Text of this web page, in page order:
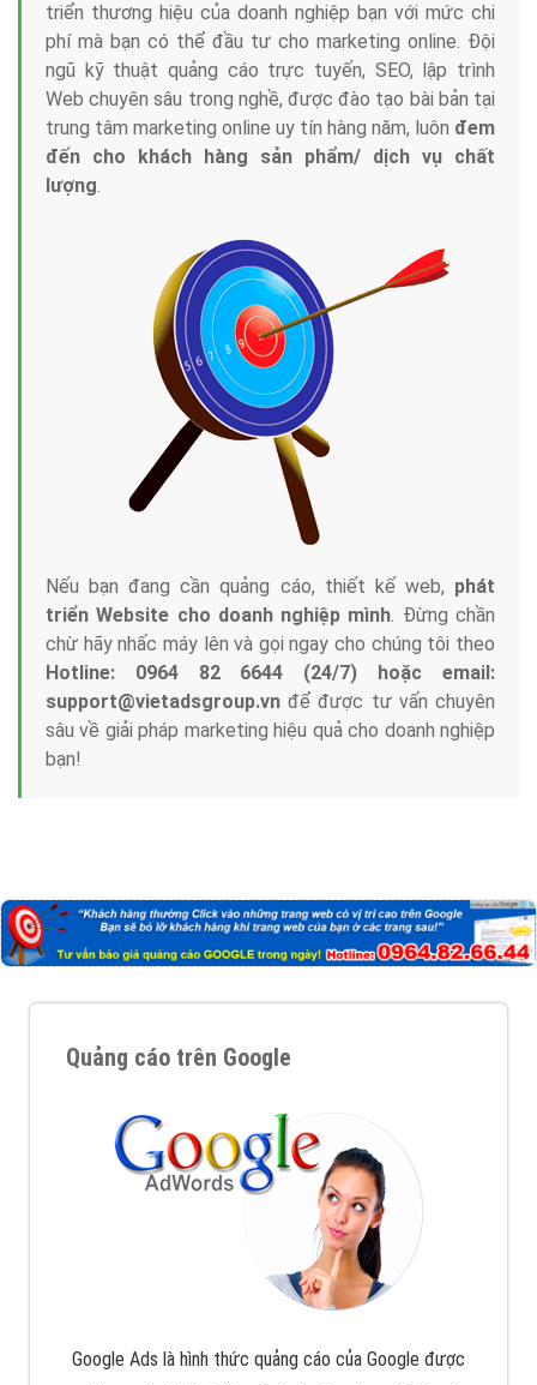
triển thương hiệu của doanh nghiệp bạn với mức chi
phí mà bạn có thể đầu tư cho marketing online. Đội
ngũ kỹ thuật quảng cáo trực tuyến, SEO, lập trình
Web chuyên sâu trong nghề, được đào tạo bài bản tại
trung tâm marketing online uy tín hàng năm, luôn đem
đến cho khách hàng sản phẩm/ dịch vụ chất
lượng.
Nếu bạn đang cần quảng cáo, thiết kế web, phát
triển Website cho doanh nghiệp mình. Đừng chần
chừ hãy nhấc máy lên và gọi ngay cho chúng tôi theo
Hotline: 0964 82 6644 (24/7) hoặc email:
support@vietadsgroup.vn để được tư vấn chuyên
sâu về giải pháp marketing hiệu quả cho doanh nghiệp
bạn!
Quảng cáo trên Google
Google Ads là hình thức quảng cáo của Google được